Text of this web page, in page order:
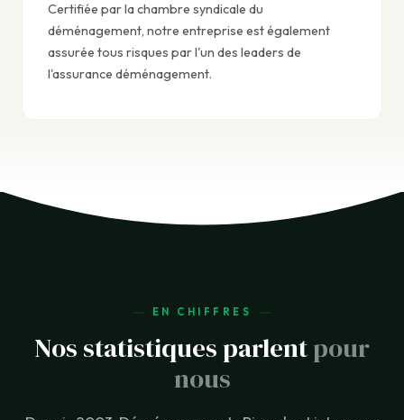
Certifiée par la chambre syndicale du
déménagement, notre entreprise est également
assurée tous risques par l'un des leaders de
l'assurance déménagement.
EN CHIFFRES
Nos statistiques parlentpour
nous